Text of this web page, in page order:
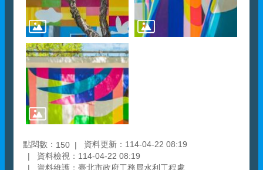
點閱數： 150
資料更新：114-04-22 08:19
資料檢視：114-04-22 08:19
資料維護：臺北市政府工務局水利工程處